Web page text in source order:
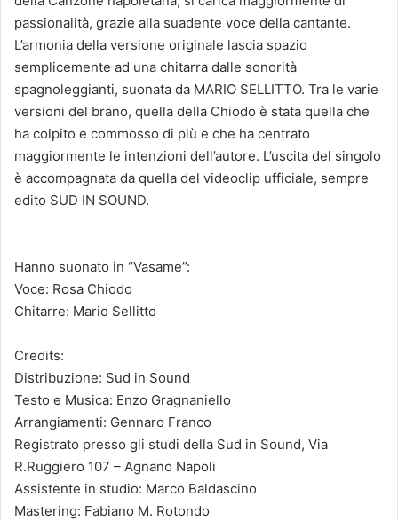
passionalità, grazie alla suadente voce della cantante.
L’armonia della versione originale lascia spazio
semplicemente ad una chitarra dalle sonorità
spagnoleggianti, suonata da MARIO SELLITTO. Tra le varie
versioni del brano, quella della Chiodo è stata quella che
ha colpito e commosso di più e che ha centrato
maggiormente le intenzioni dell’autore. L’uscita del singolo
è accompagnata da quella del videoclip ufficiale, sempre
edito SUD IN SOUND.
Hanno suonato in “Vasame”:
Voce: Rosa Chiodo
Chitarre: Mario Sellitto
Credits:
Distribuzione: Sud in Sound
Testo e Musica: Enzo Gragnaniello
Arrangiamenti: Gennaro Franco
Registrato presso gli studi della Sud in Sound, Via
R.Ruggiero 107 – Agnano Napoli
Assistente in studio: Marco Baldascino
Mastering: Fabiano M. Rotondo